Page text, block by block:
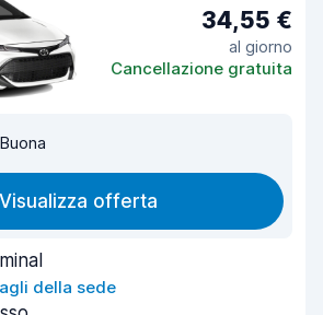
34,55 €
al giorno
Cancellazione gratuita
Buona
Visualizza offerta
della sede